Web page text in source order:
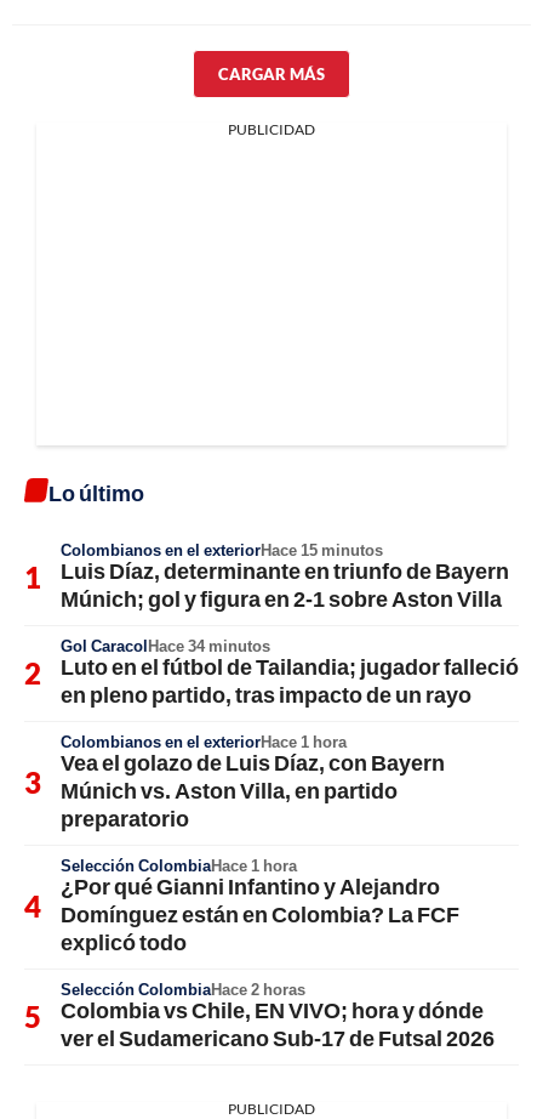
CARGAR MÁS
PUBLICIDAD
Lo último
Colombianos en el exteriorHace 15 minutos
Luis Díaz, determinante en triunfo de Bayern
Múnich; gol y figura en 2-1 sobre Aston Villa
Gol CaracolHace 34 minutos
Luto en el fútbol de Tailandia; jugador falleció
en pleno partido, tras impacto de un rayo
Colombianos en el exteriorHace 1 hora
Vea el golazo de Luis Díaz, con Bayern
Múnich vs. Aston Villa, en partido
preparatorio
Selección ColombiaHace 1 hora
¿Por qué Gianni Infantino y Alejandro
Domínguez están en Colombia? La FCF
explicó todo
Selección ColombiaHace 2 horas
Colombia vs Chile, EN VIVO; hora y dónde
ver el Sudamericano Sub-17 de Futsal 2026
PUBLICIDAD